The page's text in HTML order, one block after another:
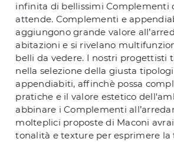
infinita di bellissimi Complementi
attende. Complementi e
aggiungono grande valore
abitazioni e si rivelano
belli da vedere. I nostri progettisti
nella selezione della giusta
appendiabiti, affinchè possa
pratiche e il valore estetico
abbinare i Complementi
molteplici proposte di Maconi
tonalità e texture per esprimere la